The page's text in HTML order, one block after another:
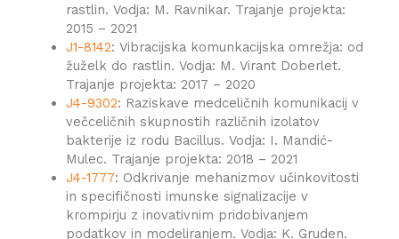
rastlin. Vodja: M. Ravnikar. Trajanje projekta:
2015 – 2021
J1-8142: Vibracijska komunkacijska omrežja: od
žuželk do rastlin. Vodja: M. Virant Doberlet.
Trajanje projekta: 2017 – 2020
J4-9302: Raziskave medceličnih komunikacij v
večceličnih skupnostih različnih izolatov
bakterije iz rodu Bacillus. Vodja: I. Mandić-
Mulec. Trajanje projekta: 2018 – 2021
J4-1777: Odkrivanje mehanizmov učinkovitosti
in specifičnosti imunske signalizacije v
krompirju z inovativnim pridobivanjem
podatkov in modeliranjem. Vodja: K. Gruden.